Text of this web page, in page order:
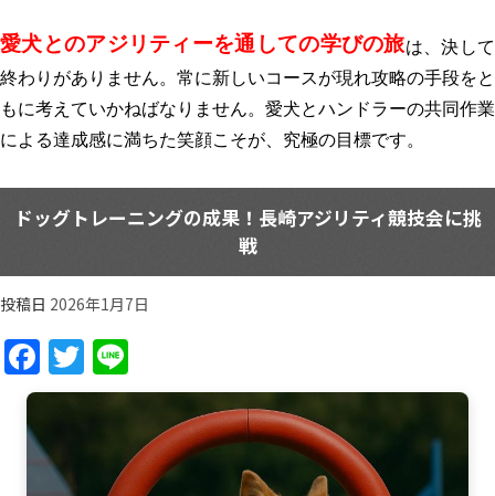
愛犬とのアジリティーを通しての学びの旅は、決して
終わりがありません。常に新しいコースが現れ攻略の手段をと
もに考えていかねばなりません。愛犬とハンドラーの共同作業
による達成感に満ちた笑顔こそが、究極の目標です。
ドッグトレーニングの成果！長崎アジリティ競技会に挑
戦
投稿日 2026年1月7日
Facebook
Twitter